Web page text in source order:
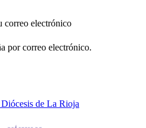
correo electrónico
por correo electrónico.
Diócesis de La Rioja